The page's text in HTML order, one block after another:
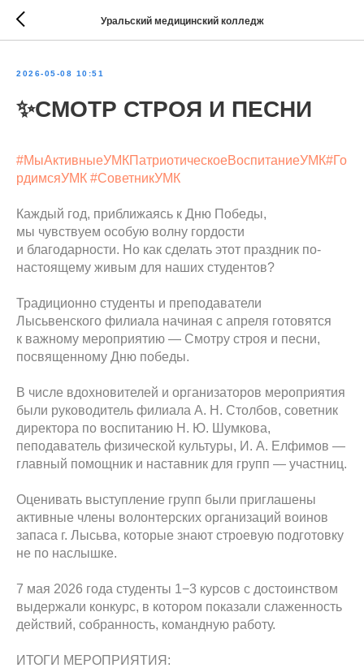
Уральский медицинский колледж
2026-05-08 10:51
✨СМОТР СТРОЯ И ПЕСНИ
#МыАктивныеУМКПатриотическоеВоспитаниеУМК#Го
рдимсяУМК #СоветникУМК
Каждый год, приближаясь к Дню Победы,
мы чувствуем особую волну гордости
и благодарности. Но как сделать этот праздник по-
настоящему живым для наших студентов?
Традиционно студенты и преподаватели
Лысьвенского филиала начиная с апреля готовятся
к важному мероприятию — Смотру строя и песни,
посвященному Дню победы.
В числе вдохновителей и организаторов мероприятия
были руководитель филиала А. Н. Столбов, советник
директора по воспитанию Н. Ю. Шумкова,
пеподаватель физической культуры, И. А. Елфимов —
главный помощник и наставник для групп — участниц.
Оценивать выступление групп были приглашены
активные члены волонтерских организаций воинов
запаса г. Лысьва, которые знают строевую подготовку
не по наслышке.
7 мая 2026 года студенты 1−3 курсов с достоинством
выдержали конкурс, в котором показали слаженность
действий, собранность, командную работу.
ИТОГИ МЕРОПРИЯТИЯ: